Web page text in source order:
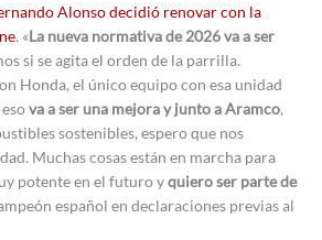
Alonso decidió renovar con la
. «La nueva normativa de 2026 va a ser
si se agita el orden de la parrilla.
Honda, el único equipo con esa unidad
va a ser una mejora y junto a Aramco,
sostenibles, espero que nos
Muchas cosas están en marcha para
potente en el futuro yquiero ser parte de
español en declaraciones previas al